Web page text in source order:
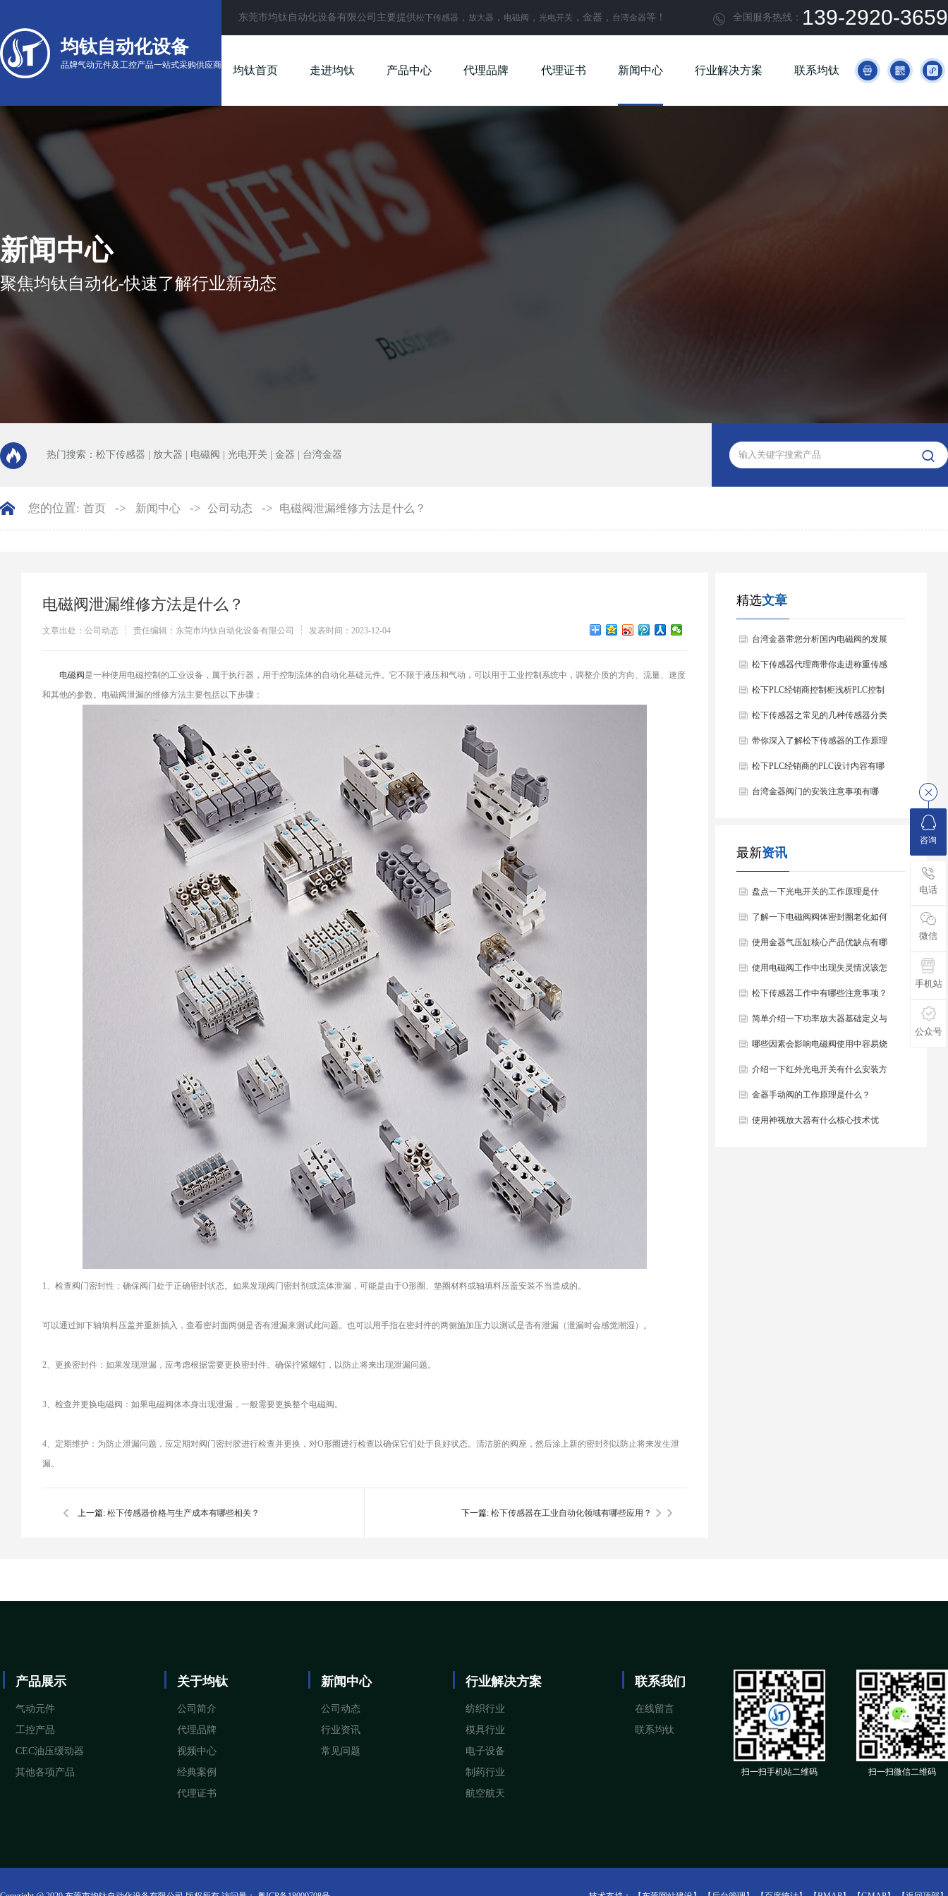
均钛自动化设备
品牌气动元件及工控产品一站式采购供应商
东莞市均钛自动化设备有限公司主要提供松下传感器 ， 放大器 ， 电磁阀 ， 光电开关 ，金器， 台湾金器等！  全国服务热线： 139-2920-3659
均钛首页 走进均钛 产品中心 代理品牌 代理证书 新闻中心 行业解决方案 联系均钛   
新闻中心
聚焦均钛自动化-快速了解行业新动态
热门搜索： 松下传感器 放大器 电磁阀 光电开关 金器 台湾金器 
您的位置: 首页 -> 新闻中心 -> 公司动态 -> 电磁阀泄漏维修方法是什么？
电磁阀泄漏维修方法是什么？
文章出处：公司动态 责任编辑：东莞市均钛自动化设备有限公司 发表时间：2023-12-04
​电磁阀 是一种使用电磁控制的工业设备，属于执行器，用于控制流体的自动化基础元件。它不限于液压和气动，可以用于工业控制系统中，调整介质的方向、流量、速度
和其他的参数。电磁阀泄漏的维修方法主要包括以下步骤：
1、检查阀门密封性：确保阀门处于正确密封状态。如果发现阀门密封剂或流体泄漏，可能是由于O形圈、垫圈材料或轴填料压盖安装不当造成的。
可以通过卸下轴填料压盖并重新插入，查看密封面两侧是否有泄漏来测试此问题。也可以用手指在密封件的两侧施加压力以测试是否有泄漏（泄漏时会感觉潮湿）。
2、更换密封件：如果发现泄漏，应考虑根据需要更换密封件。确保拧紧螺钉，以防止将来出现泄漏问题。
3、检查并更换电磁阀：如果电磁阀体本身出现泄漏，一般需要更换整个电磁阀。
4、定期维护：为防止泄漏问题，应定期对阀门密封胶进行检查并更换，对O形圈进行检查以确保它们处于良好状态。清洁脏的阀座，然后涂上新的密封剂以防止将来发生泄
漏。
上一篇: 松下传感器价格与生产成本有哪些相关？ 下一篇: 松下传感器在工业自动化领域有哪些应用？
精选文章
台湾金器带您分析国内电磁阀的发展
情况
松下传感器代理商带你走进称重传感
器
松下PLC经销商控制柜浅析PLC控制
器的基本结构
松下传感器之常见的几种传感器分类
以及他们的特点
带你深入了解松下传感器的工作原理
以及分类
松下PLC经销商的PLC设计内容有哪
些？
台湾金器阀门的安装注意事项有哪
最新资讯
盘点一下光电开关的工作原理是什
么？
了解一下电磁阀阀体密封圈老化如何
处理？
使用金器气压缸核心产品优缺点有哪
些？
使用电磁阀工作中出现失灵情况该怎
么办？
松下传感器工作中有哪些注意事项？
简单介绍一下功率放大器基础定义与
结构组成？
哪些因素会影响电磁阀使用中容易烧
毁？
介绍一下红外光电开关有什么安装方
法？
金器手动阀的工作原理是什么？
使用神视放大器有什么核心技术优
产品展示
气动元件
工控产品
CEC油压缓动器
其他各项产品
关于均钛
公司简介
代理品牌
视频中心
经典案例
代理证书
新闻中心
公司动态
行业资讯
常见问题
行业解决方案
纺织行业
模具行业
电子设备
制药行业
航空航天
联系我们
在线留言
联系均钛
扫一扫手机站二维码 扫一扫微信二维码
咨询
电话
微信
手机站
公众号